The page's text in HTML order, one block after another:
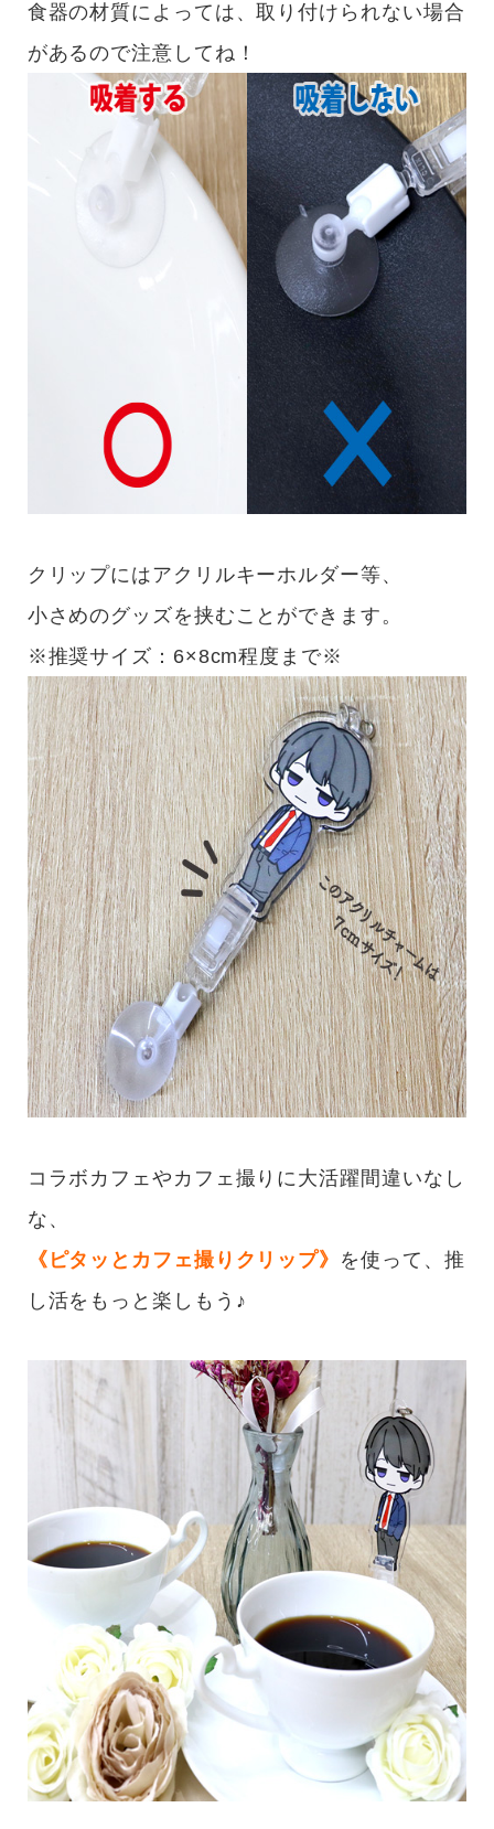
食器の材質によっては、取り付けられない場合
があるので注意してね！
クリップにはアクリルキーホルダー等、
小さめのグッズを挟むことができます。
※推奨サイズ：6×8cm程度まで※
コラボカフェやカフェ撮りに大活躍間違いなし
な、
《ピタッとカフェ撮りクリップ》 を使って、推
し活をもっと楽しもう♪